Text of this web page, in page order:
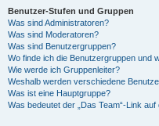
Benutzer-Stufen und Gruppen
Was sind Administratoren?
Was sind Moderatoren?
Was sind Benutzergruppen?
Wo finde ich die Benutzergruppen und
Wie werde ich Gruppenleiter?
Weshalb werden verschiedene
Was ist eine Hauptgruppe?
Was bedeutet der „Das Team“-Link